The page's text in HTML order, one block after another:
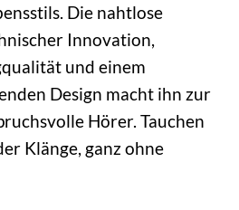
Die nahtlose
Innovation,
und einem
Design macht ihn zur
Hörer. Tauchen
Klänge, ganz ohne